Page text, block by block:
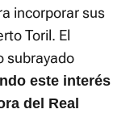
incorporar sus
Toril. El
subrayado
este interés
del Real